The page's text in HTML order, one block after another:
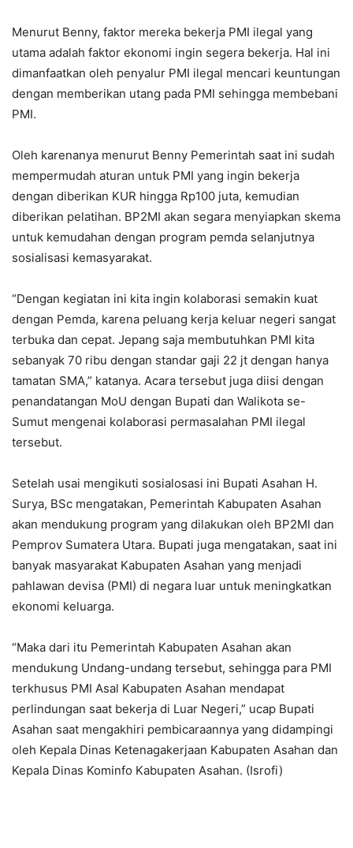
Menurut Benny, faktor mereka bekerja PMI ilegal yang
utama adalah faktor ekonomi ingin segera bekerja. Hal ini
dimanfaatkan oleh penyalur PMI ilegal mencari keuntungan
dengan memberikan utang pada PMI sehingga membebani
PMI.
Oleh karenanya menurut Benny Pemerintah saat ini sudah
mempermudah aturan untuk PMI yang ingin bekerja
dengan diberikan KUR hingga Rp100 juta, kemudian
diberikan pelatihan. BP2MI akan segara menyiapkan skema
untuk kemudahan dengan program pemda selanjutnya
sosialisasi kemasyarakat.
“Dengan kegiatan ini kita ingin kolaborasi semakin kuat
dengan Pemda, karena peluang kerja keluar negeri sangat
terbuka dan cepat. Jepang saja membutuhkan PMI kita
sebanyak 70 ribu dengan standar gaji 22 jt dengan hanya
tamatan SMA,” katanya. Acara tersebut juga diisi dengan
penandatangan MoU dengan Bupati dan Walikota se-
Sumut mengenai kolaborasi permasalahan PMI ilegal
tersebut.
Setelah usai mengikuti sosialosasi ini Bupati Asahan H.
Surya, BSc mengatakan, Pemerintah Kabupaten Asahan
akan mendukung program yang dilakukan oleh BP2MI dan
Pemprov Sumatera Utara. Bupati juga mengatakan, saat ini
banyak masyarakat Kabupaten Asahan yang menjadi
pahlawan devisa (PMI) di negara luar untuk meningkatkan
ekonomi keluarga.
“Maka dari itu Pemerintah Kabupaten Asahan akan
mendukung Undang-undang tersebut, sehingga para PMI
terkhusus PMI Asal Kabupaten Asahan mendapat
perlindungan saat bekerja di Luar Negeri,” ucap Bupati
Asahan saat mengakhiri pembicaraannya yang didampingi
oleh Kepala Dinas Ketenagakerjaan Kabupaten Asahan dan
Kepala Dinas Kominfo Kabupaten Asahan. (Isrofi)